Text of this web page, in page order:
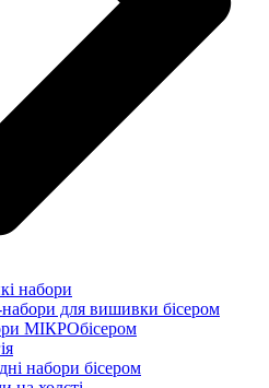
набори
для вишивки бісером
МІКРОбісером
набори бісером